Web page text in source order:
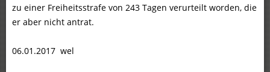
zu einer Freiheitsstrafe von 243 Tagen verurteilt worden, die
er aber nicht antrat.
06.01.2017 wel